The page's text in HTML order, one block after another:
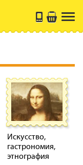
Искусство,
гастрономия,
этнография